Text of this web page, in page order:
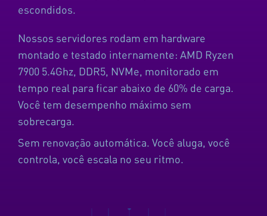
escondidos.
Nossos servidores rodam em hardware
montado e testado internamente: AMD Ryzen
7900 5.4Ghz, DDR5, NVMe, monitorado em
tempo real para ficar abaixo de 60% de carga.
Você tem desempenho máximo sem
sobrecarga.
Sem renovação automática. Você aluga, você
controla, você escala no seu ritmo.